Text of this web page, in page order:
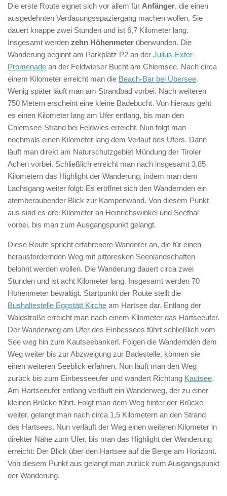
Die erste Route eignet sich vor allem für Anfänger, die einen
ausgedehnten Verdauungsspaziergang machen wollen. Sie
dauert knappe zwei Stunden und ist 6,7 Kilometer lang.
Insgesamt werden zehn Höhenmeter überwunden. Die
Wanderung beginnt am Parkplatz P2 an der Julius-Exter-
Promenade an der Feldwieser Bucht am Chiemsee. Nach circa
einem Kilometer erreicht man die Beach-Bar bei Übersee.
Wenig später läuft man am Strandbad vorbei. Nach weiteren
750 Metern erscheint eine kleine Badebucht. Von hieraus geht
es einen Kilometer lang am Ufer entlang, bis man den
Chiemsee-Strand bei Feldwies erreicht. Nun folgt man
nochmals einen Kilometer lang dem Verlauf des Ufers. Dann
läuft man direkt am Naturschutzgebiet Mündung der Tiroler
Achen vorbei. Schließlich erreicht man nach insgesamt 3,85
Kilometern das Highlight der Wanderung, indem man dem
Lachsgang weiter folgt: Es eröffnet sich den Wandernden ein
atemberaubender Blick zur Kampenwand. Von diesem Punkt
aus sind es drei Kilometer an Heinrichswinkel und Seethal
vorbei, bis man zum Ausgangspunkt gelangt.
Diese Route spricht erfahrenere Wanderer an, die für einen
herausfordernden Weg mit pittoresken Seenlandschaften
belohnt werden wollen. Die Wanderung dauert circa zwei
Stunden und ist acht Kilometer lang. Insgesamt werden 70
Höhenmeter bewältigt. Startpunkt der Route stellt die
Bushaltestelle Eggstätt Kirche am Hartsee dar. Entlang der
Waldstraße erreicht man nach einem Kilometer das Hartseeufer.
Der Wanderweg am Ufer des Einbessees führt schließlich vom
See weg hin zum Kautseebankerl. Folgen die Wandernden dem
Weg weiter bis zur Abzweigung zur Badestelle, können sie
einen weiteren Seeblick erfahren. Nun läuft man den Weg
zurück bis zum Einbesseeufer und wandert Richtung Kautsee.
Am Hartseeufer entlang verläuft ein Wanderweg, der zu einer
kleinen Brücke führt. Folgt man dem Weg hinter der Brücke
weiter, gelangt man nach circa 1,5 Kilometern an den Strand
des Hartsees. Nun verläuft der Weg einen weiteren Kilometer in
direkter Nähe zum Ufer, bis man das Highlight der Wanderung
erreicht: Der Blick über den Hartsee auf die Berge am Horizont.
Von diesem Punkt aus gelangt man zurück zum Ausgangspunkt
der Wanderung.